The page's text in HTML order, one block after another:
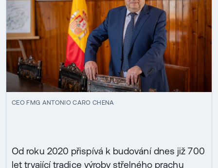
CEO FMG ANTONIO CARO CHENA
Od roku 2020 přispívá k budování dnes již 700
let trvající tradice výroby střelného prachu